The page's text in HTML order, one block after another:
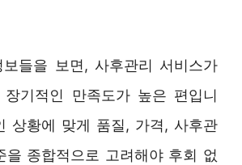
들을 보면, 사후관리 서비스가
기적인 만족도가 높은 편입니
상황에 맞게 품질, 가격, 사후관
을 종합적으로 고려해야 후회 없